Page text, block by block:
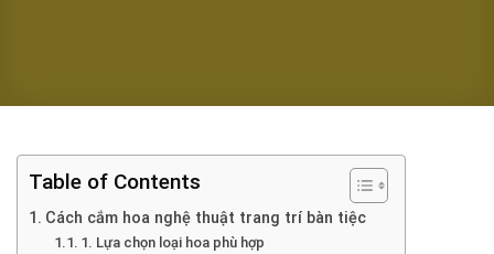
Table of Contents
Cách cắm hoa nghệ thuật trang trí bàn tiệc
1. Lựa chọn loại hoa phù hợp